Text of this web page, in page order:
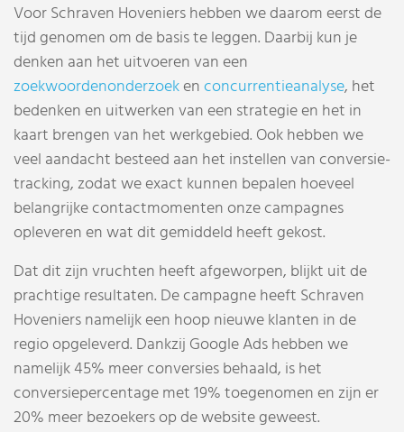
Voor Schraven Hoveniers hebben we daarom eerst de
tijd genomen om de basis te leggen. Daarbij kun je
denken aan het uitvoeren van een
zoekwoordenonderzoekenconcurrentieanalyse, het
bedenken en uitwerken van een strategie en het in
kaart brengen van het werkgebied. Ook hebben we
veel aandacht besteed aan het instellen van conversie-
tracking, zodat we exact kunnen bepalen hoeveel
belangrijke contactmomenten onze campagnes
opleveren en wat dit gemiddeld heeft gekost.
Dat dit zijn vruchten heeft afgeworpen, blijkt uit de
prachtige resultaten. De campagne heeft Schraven
Hoveniers namelijk een hoop nieuwe klanten in de
regio opgeleverd. Dankzij Google Ads hebben we
namelijk 45% meer conversies behaald, is het
conversiepercentage met 19% toegenomen en zijn er
20% meer bezoekers op de website geweest.